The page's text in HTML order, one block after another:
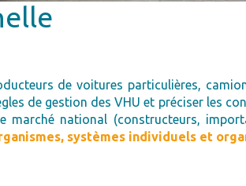
de voitures particulières,
de gestion des VHU et préciser les
national (constructeurs,
systèmes individuels et